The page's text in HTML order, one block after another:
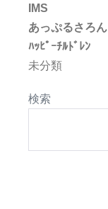
IMS
あっぷるさろん
ﾊｯﾋﾟｰﾁﾙﾄﾞﾚﾝ
未分類
検索